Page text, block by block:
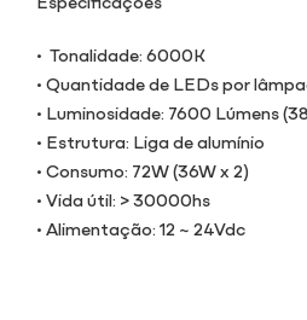
• Tonalidade: 6000K
• Quantidade de LEDs por
• Luminosidade: 7600 Lúmens
• Estrutura: Liga de alumínio
• Consumo: 72W (36W x 2)
• Vida útil: > 30000hs
• Alimentação: 12 ~ 24Vdc